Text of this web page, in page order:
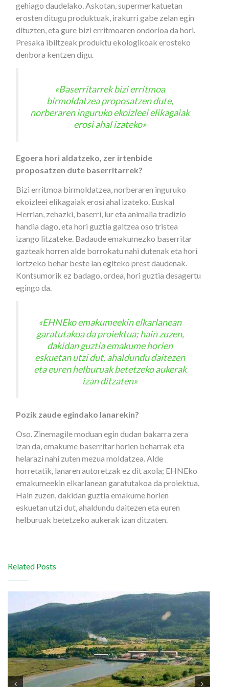
gehiago daudelako. Askotan, supermerkatuetan
erosten ditugu produktuak, irakurri gabe zelan egin
dituzten, eta gure bizi erritmoaren ondorioa da hori.
Presaka ibiltzeak produktu ekologikoak erosteko
denbora kentzen digu.
«Baserritarrek bizi erritmoa
birmoldatzea proposatzen dute,
norberaren inguruko ekoizleei elikagaiak
erosi ahal izateko»
Egoera hori aldatzeko, zer irtenbide
proposatzen dute baserritarrek?
Bizi erritmoa birmoldatzea, norberaren inguruko
ekoizleei elikagaiak erosi ahal izateko. Euskal
Herrian, zehazki, baserri, lur eta animalia tradizio
handia dago, eta hori guztia galtzea oso tristea
izango litzateke. Badaude emakumezko baserritar
gazteak horren alde borrokatu nahi dutenak eta hori
lortzeko behar beste lan egiteko prest daudenak.
Kontsumorik ez badago, ordea, hori guztia desagertu
egingo da.
«EHNEko emakumeekin elkarlanean
garatutakoa da proiektua; hain zuzen,
dakidan guztia emakume horien
eskuetan utzi dut, ahaldundu daitezen
eta euren helburuak betetzeko aukerak
izan ditzaten»
Pozik zaude egindako lanarekin?
Oso. Zinemagile moduan egin dudan bakarra zera
izan da, emakume baserritar horien beharrak eta
helarazi nahi zuten mezua moldatzea. Alde
horretatik, lanaren autoretzak ez dit axola; EHNEko
emakumeekin elkarlanean garatutakoa da proiektua.
Hain zuzen, dakidan guztia emakume horien
eskuetan utzi dut, ahaldundu daitezen eta euren
helburuak betetzeko aukerak izan ditzaten.
Related Posts